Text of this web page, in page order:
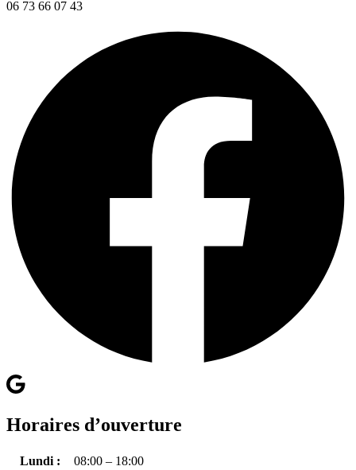
06 73 66 07 43
Horaires d’ouverture
Lundi :
08:00 – 18:00